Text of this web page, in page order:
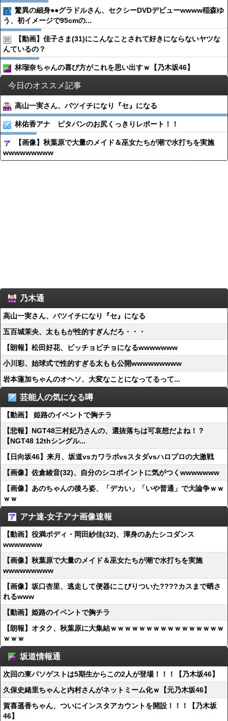
驚異の細身●●グラドルさん、セクシーDVDデビューwwww稲森ゆ
う、初イメージで95cmの...
【動画】佳子さま(31)にこんなことされて好きにならないヤツな
んているの？
林瑠奈ちゃんの喜び方がこれを思い出すｗ【乃木坂46】
今日のオススメ記事
高山一実さん、バツイチになり『セ』になる
林佑香アナ ピタパンのお尻くっきりレポート！！
【画像】秋葉原で大量のメイド＆巫女たちが潮で水打ちを実施
wwwwwwwww
乃木通
高山一実さん、バツイチになり『セ』になる
五百城茉央、太ももが性的すぎんだろ・・・
【朗報】松田好花、ビッチョビチョになるwwwwwww
小川彩、始球式で性的すぎる太もも公開wwwwwwwww
岩本蓮加ちゃんのオヘソ、大変なことになってるって...
芸能人の気になる噂
【動画】 姫路のイベントで胸チラ
【悲報】NGT48三村妃乃さんの、選抜落ちは可哀想だよね！？
【NGT48 12thシングル...
【日向坂46】来月、坂道vsカワラボvsスタダvsハロプロの大激戦
【画像】佐倉綾音(32)、自分のシコポイントに気がつくwwwwwww
【画像】あのちゃんの後ろ姿、「デカい」「いや普通」で大論争ｗｗ
ｗｗ
アナ速‐女子アナ画像速報
【動画】役満ボディ・岡田紗佳(32)、渾身のあたシコダンス
wwwwwww
【画像】秋葉原で大量のメイド＆巫女たちが潮で水打ちを実施
wwwwwwwww
【画像】坂口杏里、逃走して便器にこびりついた????カスまで晒さ
れるwww
【動画】姫路のイベントで胸チラ
【朗報】オタク、秋葉原に大集結ｗｗｗｗｗｗｗｗｗｗｗｗｗｗｗｗ
ｗｗｗ
坂道情報通
次回の東パソゲストは5期生からこの2人が登場！！！【乃木坂46】
久保史緒里ちゃんと内村さんがネットミーム化ｗ【元乃木坂46】
賀喜遥香ちゃん、ついにインスタアカウントを開設！！！【乃木坂
46】